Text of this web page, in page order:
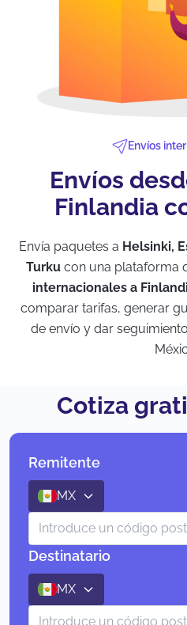
Envíos
Envíos
Finlandia
Envía paquetes a Helsinki,
Turku con una plataforma
internacionales a
comparar tarifas, generar
de envío y dar
Cotiza
Remitente
MX
Destinatario
MX